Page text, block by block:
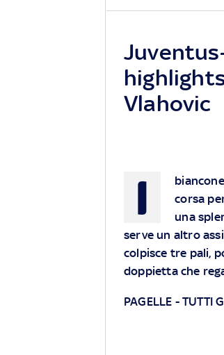
Vlahovic
I
corsa
una
serve un altro
colpisce tre pali,
doppietta che
PAGELLE -TUTTI